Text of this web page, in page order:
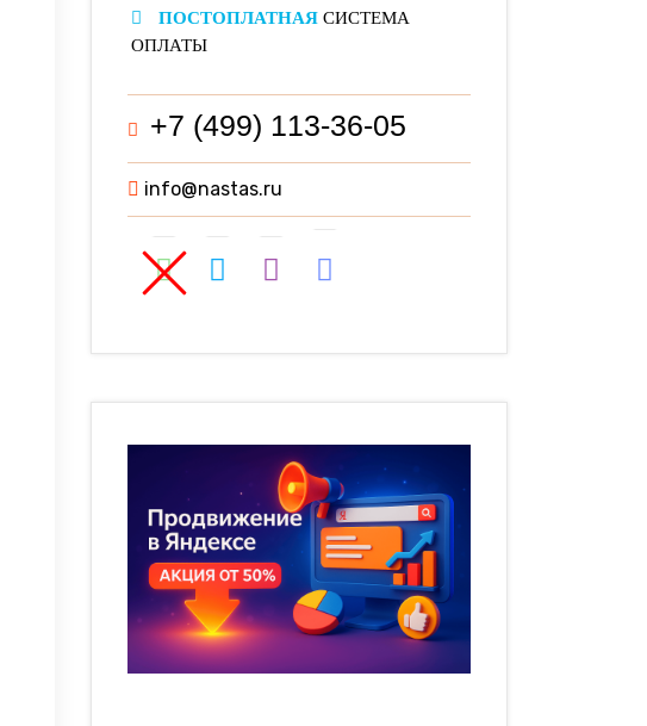
ПОСТОПЛАТНАЯ СИСТЕМА
ОПЛАТЫ
+7 (499) 113-36-05
info@nastas.ru